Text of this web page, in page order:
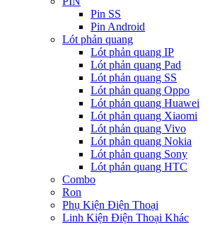
Pin SS
Pin Android
Lót phản quang
Lót phản quang IP
Lót phản quang Pad
Lót phản quang SS
Lót phản quang Oppo
Lót phản quang Huawei
Lót phản quang Xiaomi
Lót phản quang Vivo
Lót phản quang Nokia
Lót phản quang Sony
Lót phản quang HTC
Combo
Ron
Phụ Kiện Điện Thoại
Linh Kiện Điện Thoại Khác